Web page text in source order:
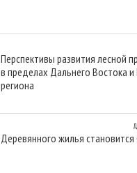
Перспективы развития лесной
в пределах Дальнего Востока и
региона
Деревянного жилья